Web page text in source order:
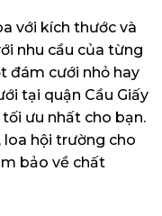
với kích thước và
nhu cầu của từng
đám cưới nhỏ hay
tại quận Cầu Giấy
ưu nhất cho bạn.
loa hội trường cho
bảo về chất